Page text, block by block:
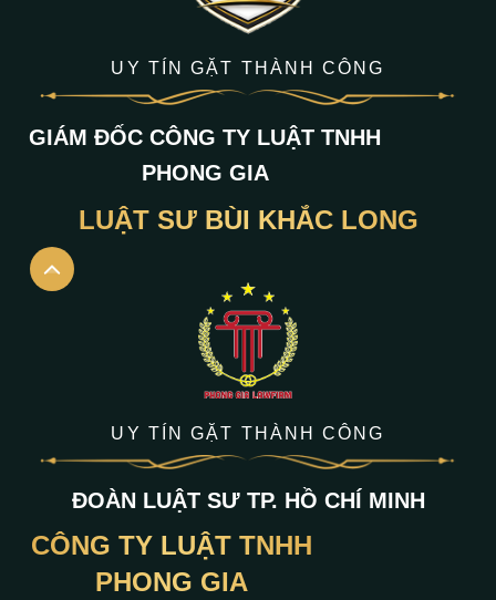
UY TÍN GẶT THÀNH CÔNG
GIÁM ĐỐC CÔNG TY LUẬT TNHH
PHONG GIA
LUẬT SƯ BÙI KHẮC LONG
UY TÍN GẶT THÀNH CÔNG
ĐOÀN LUẬT SƯ TP. HỒ CHÍ MINH
CÔNG TY LUẬT TNHH
PHONG GIA